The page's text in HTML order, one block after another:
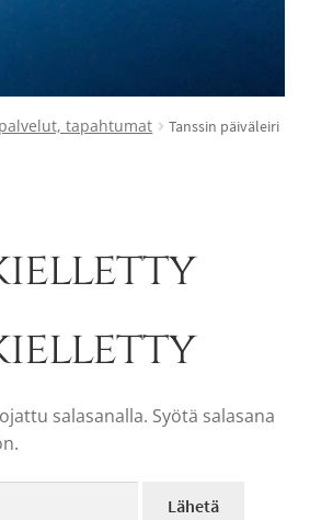
tapahtumat
Tanssin päiväleiri
salasanalla. Syötä salasana